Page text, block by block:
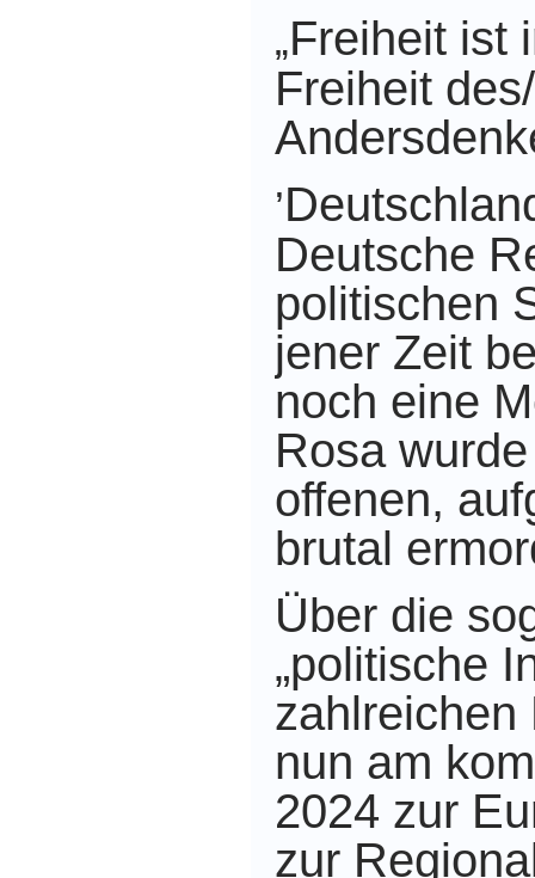
„Freiheit ist
Freiheit
’
Deutsche
politischen
jener Zeit
noch eine
Rosa
offenen,
brutal
Über die
„politische
nun am
2024 zur
zur